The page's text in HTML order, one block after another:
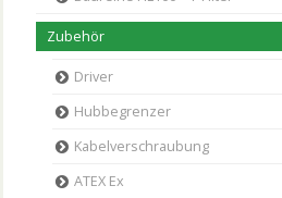
Zubehör
Driver
Hubbegrenzer
Kabelverschraubung
ATEX Ex